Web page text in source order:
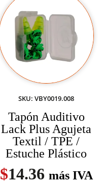
SKU: VBY0019.008
Tapón Auditivo
Lack Plus Agujeta
Textil / TPE /
Estuche Plástico
$14.36 más IVA